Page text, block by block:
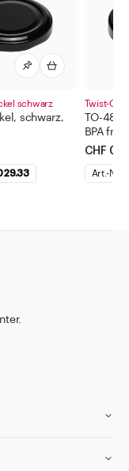
schwarz
schwarz,
Twist-Off
TO-48
BPA frei
CHF
Art.-Nr.